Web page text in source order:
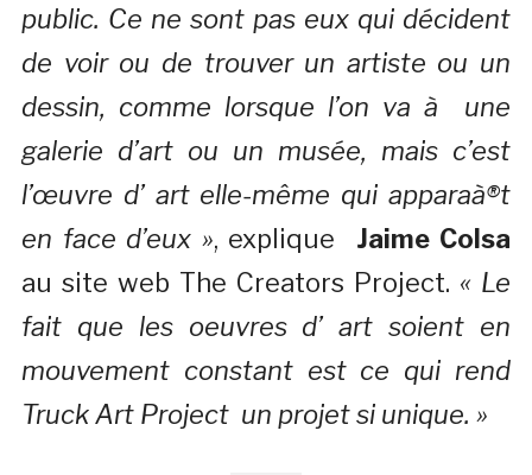
public. Ce ne sont pas eux qui décident
de voir ou de trouver un artiste ou un
dessin, comme lorsque l’on va à une
galerie d’art ou un musée, mais c’est
l’œuvre d’ art elle-même qui apparaà®t
en face d’eux », explique Jaime Colsa
au site web The Creators Project. « Le
fait que les oeuvres d’ art soient en
mouvement constant est ce qui rend
Truck Art Project un projet si unique. »